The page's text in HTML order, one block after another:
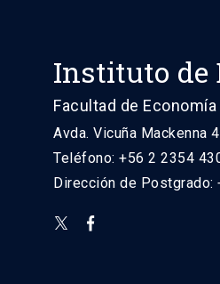
Instituto de
Facultad de
Avda. Vicuña Mackenna
Teléfono: +56 2 2354
Dirección de Postgrado: